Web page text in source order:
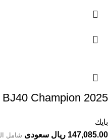
BJ40 Champion 2025
بايك
147,085.00 ريال سعودى
شامل